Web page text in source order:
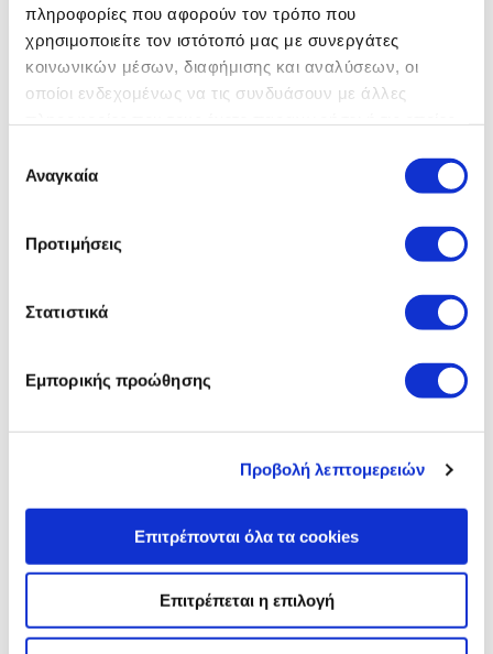
πληροφορίες που αφορούν τον τρόπο που
χρησιμοποιείτε τον ιστότοπό μας με συνεργάτες
κοινωνικών μέσων, διαφήμισης και αναλύσεων, οι
οποίοι ενδεχομένως να τις συνδυάσουν με άλλες
των υπηρεσιών τους.
συγκατάθεσης
Αναγκαία
Προτιμήσεις
Στατιστικά
Εμπορικής προώθησης
Προβολή λεπτομερειών
Επιτρέπονται όλα τα cookies
Επιτρέπεται η επιλογή
Όταν η πρωτοτυπία είναι στο DNA σου, μένει για πάντα.
Μάθετε περισσότερα